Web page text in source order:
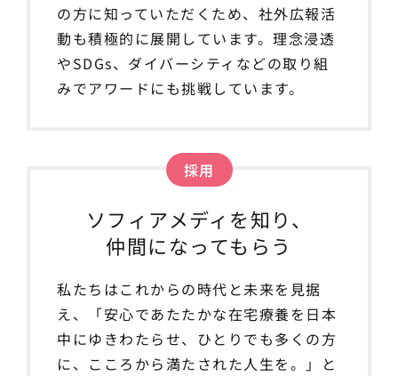
の方に知っていただくため、社外広報活
動も積極的に展開しています。理念浸透
やSDGs、ダイバーシティなどの取り組
みでアワード にも挑戦しています。
採用
ソフィアメディを知り、
仲間になってもらう
私たちはこれからの時代と未来を見据
え、「安心であたたかな在宅療養を日本
中にゆきわたらせ、ひとりでも多くの方
に、こころから満たされた人生を。」と